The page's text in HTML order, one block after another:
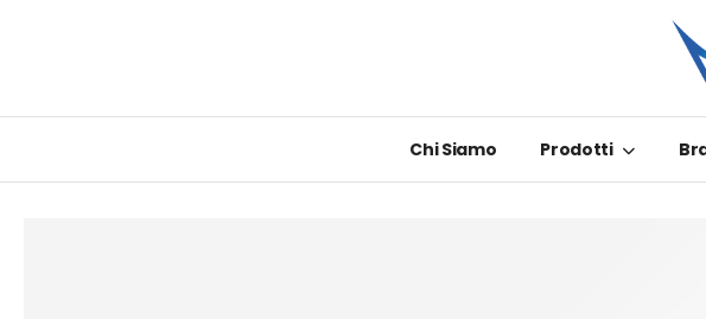
Chi Siamo Prodotti